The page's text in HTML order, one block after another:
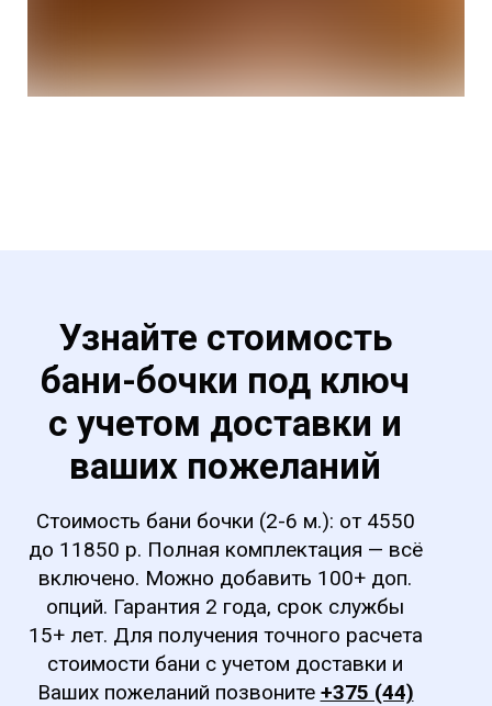
Стоимость бани бочки (2-6 м.): от 4550
до 11850 р. Полная комплектация — всё
включено. Можно добавить 100+ доп.
опций. Гарантия 2 года, срок службы
15+ лет. Для получения точного расчета
стоимости бани с учетом доставки и
Ваших пожеланий позвоните +375 (44)
Узнайте стоимость
бани-бочки под ключ
с учетом доставки и
ваших пожеланий